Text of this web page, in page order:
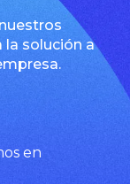
la solución a
en